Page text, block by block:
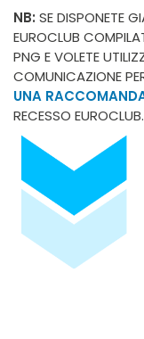
NB: SE DISPONETE
EUROCLUB
PNG E VOLETE
COMUNICAZIONE
UNA
RECESSO EUROCLUB.